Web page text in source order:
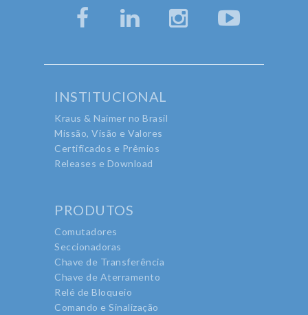
INSTITUCIONAL
Kraus & Naimer no Brasil
Missão, Visão e Valores
Certificados e Prêmios
Releases e Download
PRODUTOS
Comutadores
Seccionadoras
Chave de Transferência
Chave de Aterramento
Relé de Bloqueio
Comando e Sinalização